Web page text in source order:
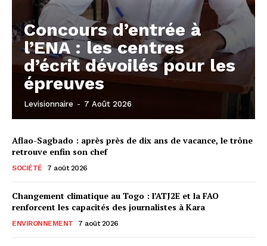
Concours d’entrée à
l’ENA : les centres
d’écrit dévoilés pour les
épreuves
Levisionnaire - 7 Août 2026
Aflao-Sagbado : après près de dix ans de vacance, le trône
retrouve enfin son chef
SOCIÉTÉ 7 août 2026
Changement climatique au Togo : l’ATJ2E et la FAO
renforcent les capacités des journalistes à Kara
ENVIRONNEMENT 7 août 2026